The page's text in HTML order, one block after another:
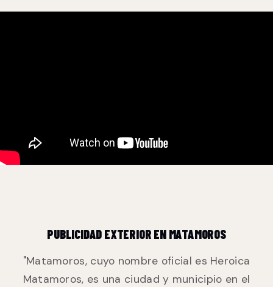
PUBLICIDAD EXTERIOR EN MATAMOROS
"Matamoros, cuyo nombre oficial es Heroica
Matamoros, es una ciudad y municipio en el